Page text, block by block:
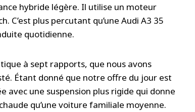
hybride légère. Il utilise un moteur
C’est plus percutant qu’une Audi A3 35
quotidienne.
à sept rapports, que nous avons
Étant donné que notre offre du jour est
avec une suspension plus rigide qui donne
qu’une voiture familiale moyenne.